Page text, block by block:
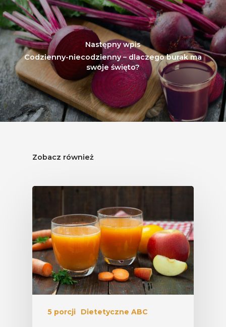
Następny wpis
Codzienny-niecodzienny – dlaczego burak ma
swoje święto?
Zobacz również
5 porcji Dietetyczne ABC